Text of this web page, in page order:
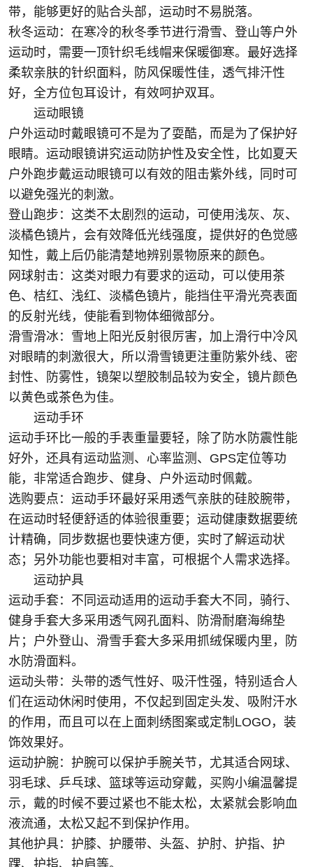
带，能够更好的贴合头部，运动时不易脱落。
秋冬运动：在寒冷的秋冬季节进行滑雪、登山等户外
运动时，需要一顶针织毛线帽来保暖御寒。最好选择
柔软亲肤的针织面料，防风保暖性佳，透气排汗性
好，全方位包耳设计，有效呵护双耳。
运动眼镜
户外运动时戴眼镜可不是为了耍酷，而是为了保护好
眼睛。运动眼镜讲究运动防护性及安全性，比如夏天
户外跑步戴运动眼镜可以有效的阻击紫外线，同时可
以避免强光的刺激。
登山跑步：这类不太剧烈的运动，可使用浅灰、灰、
淡橘色镜片，会有效降低光线强度，提供好的色觉感
知性，戴上后仍能清楚地辨别景物原来的颜色。
网球射击：这类对眼力有要求的运动，可以使用茶
色、桔红、浅红、淡橘色镜片，能挡住平滑光亮表面
的反射光线，使能看到物体细微部分。
滑雪滑冰：雪地上阳光反射很厉害，加上滑行中冷风
对眼睛的刺激很大，所以滑雪镜更注重防紫外线、密
封性、防雾性，镜架以塑胶制品较为安全，镜片颜色
以黄色或茶色为佳。
运动手环
运动手环比一般的手表重量要轻，除了防水防震性能
好外，还具有运动监测、心率监测、GPS定位等功
能，非常适合跑步、健身、户外运动时佩戴。
选购要点：运动手环最好采用透气亲肤的硅胶腕带，
在运动时轻便舒适的体验很重要；运动健康数据要统
计精确，同步数据也要快速方便，实时了解运动状
态；另外功能也要相对丰富，可根据个人需求选择。
运动护具
运动手套：不同运动适用的运动手套大不同，骑行、
健身手套大多采用透气网孔面料、防滑耐磨海绵垫
片；户外登山、滑雪手套大多采用抓绒保暖内里，防
水防滑面料。
运动头带：头带的透气性好、吸汗性强，特别适合人
们在运动休闲时使用，不仅起到固定头发、吸附汗水
的作用，而且可以在上面刺绣图案或定制LOGO，装
饰效果好。
运动护腕：护腕可以保护手腕关节，尤其适合网球、
羽毛球、乒乓球、篮球等运动穿戴，买购小编温馨提
示，戴的时候不要过紧也不能太松，太紧就会影响血
液流通，太松又起不到保护作用。
其他护具：护膝、护腰带、头盔、护肘、护指、护